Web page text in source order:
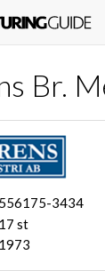
Br.
556175-3434
17 st
1973